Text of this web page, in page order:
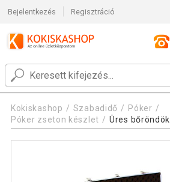
Bejelentkezés Regisztráció
Kokiskashop Szabadidő
Póker
Póker zseton készlet
Üres bőröndök